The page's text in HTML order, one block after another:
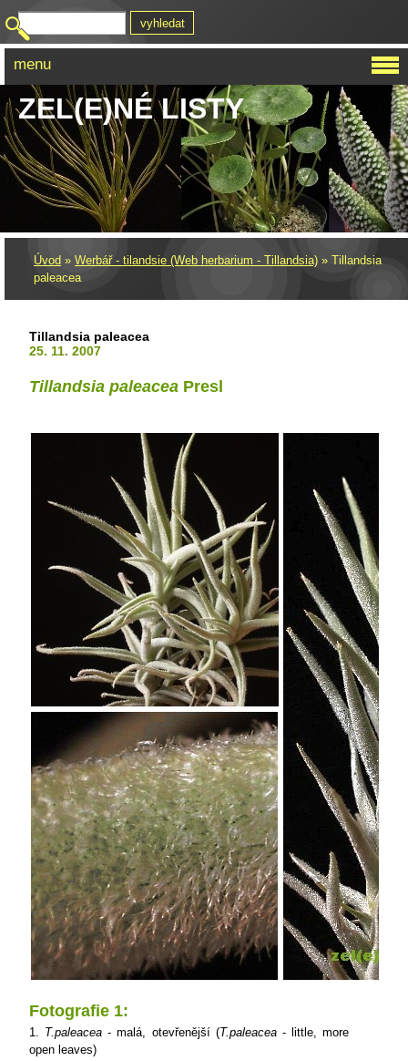
ZEL(E)NÉ LISTY
Úvod » Werbář - tilandsie (Web herbarium - Tillandsia) » Tillandsia
paleacea
Tillandsia paleacea
25. 11. 2007
Tillandsia paleacea Presl
Fotografie 1:
1. T.paleacea - malá, otevřenější (T.paleacea- little, more
open leaves)
menu